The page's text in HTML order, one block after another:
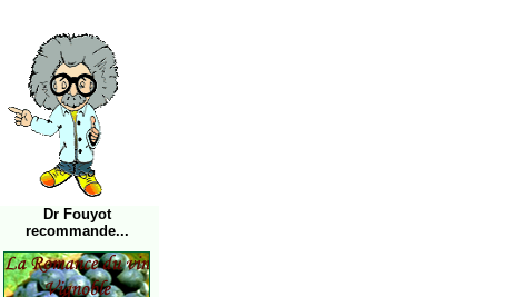
Dr Fouyot
recommande...